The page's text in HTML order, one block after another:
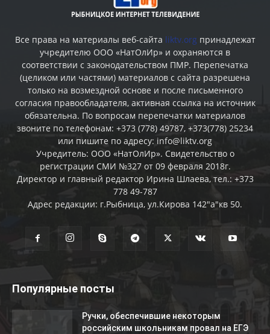
Все права на материалы веб-сайта liktv.org принадлежат
учредителю ООО «НатОлИр» и охраняются в
соответствии с законодательством ПМР. Перепечатка
(целиком или частями) материалов c сайта разрешена
только на возмездной основе и после письменного
согласия правообладателя, активная ссылка на источник
обязательна. По вопросам перепечатки материалов
звоните по телефонам: +373 (778) 49787, +373(778) 25234
или пишите по адресу: info@liktv.org
Учредитель: ООО «НатОлИр». Свидетельство о
регистрации СМИ №327 от 09 февраля 2018г.
Директор и главный редактор Ирина Шлаева, тел.: +373
778 49-787
Адрес редакции: г.Рыбница, ул.Кирова 142"а"кв 50.
Популярные посты
Ручки, обеспечившие некоторым
российским школьникам провал на ЕГЭ